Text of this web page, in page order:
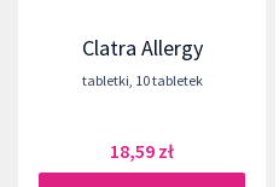
Clatra Allergy
tabletki, 10 tabletek
18,59 zł